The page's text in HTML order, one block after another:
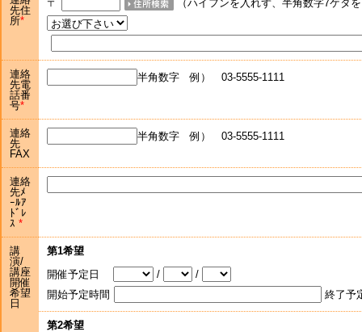
先住
所
〒 （ハイフンを入れず、半角数字7ケタ
連絡
先電
話番
号
半角数字 例） 03-5555-1111
連絡
先
FAX
半角数字 例） 03-5555-1111
連絡
先ﾒ
ｰﾙｱ
ﾄﾞﾚ
ｽ
講
演/
講座
開催
希望
日
第1希望
開催予定日
/
/
開始予定時間
終了予
第2希望